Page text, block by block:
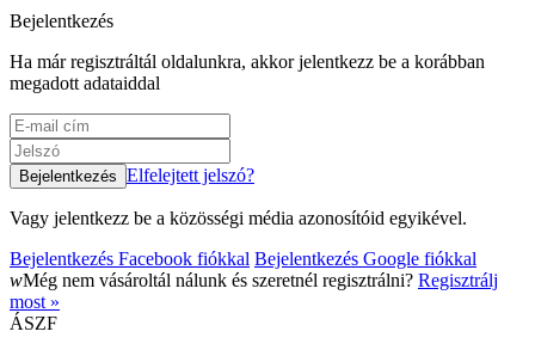
Bejelentkezés
Ha már regisztráltál oldalunkra, akkor jelentkezz be a korábban
megadott adataiddal
Elfelejtett jelszó?
Vagy jelentkezz be a közösségi média azonosítóid egyikével.
Bejelentkezés Facebook fiókkal Bejelentkezés Google fiókkal
wMég nem vásároltál nálunk és szeretnél regisztrálni? Regisztrálj
most »
ÁSZF